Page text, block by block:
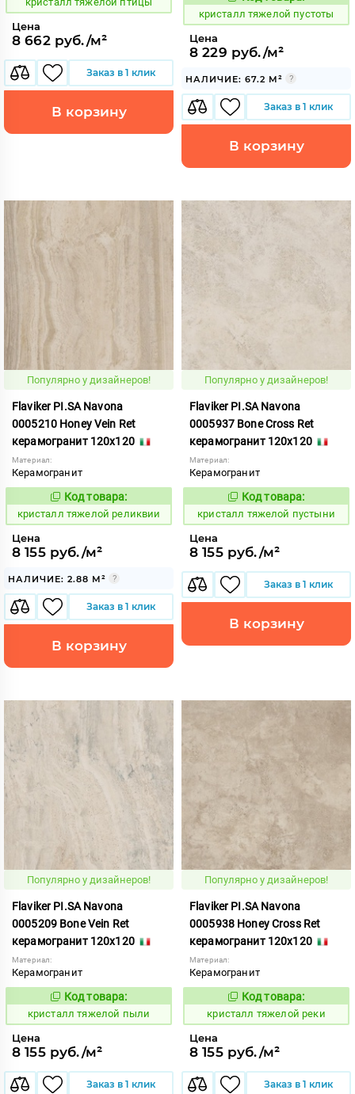
Цена
8 662 руб./м²
Заказ в 1 клик
В корзину
кристалл тяжелой пустоты
Цена
8 229 руб./м²
НАЛИЧИЕ: 67.2 М²
Заказ в 1 клик
В корзину
Популярно у дизайнеров!
Flaviker PI.SA Navona
0005210 Honey Vein Ret
керамогранит 120x120
Материал:
Керамогранит
825955
Код товара:
кристалл тяжелой реликвии
Цена
8 155 руб./м²
НАЛИЧИЕ: 2.88 М²
Заказ в 1 клик
В корзину
Популярно у дизайнеров!
Flaviker PI.SA Navona
0005937 Bone Cross Ret
керамогранит 120x120
Материал:
Керамогранит
825950
Код товара:
кристалл тяжелой пустыни
Цена
8 155 руб./м²
Заказ в 1 клик
В корзину
Популярно у дизайнеров!
Flaviker PI.SA Navona
0005209 Bone Vein Ret
керамогранит 120x120
Материал:
Керамогранит
825951
Код товара:
кристалл тяжелой пыли
Цена
8 155 руб./м²
Заказ в 1 клик
Популярно у дизайнеров!
Flaviker PI.SA Navona
0005938 Honey Cross Ret
керамогранит 120x120
Материал:
Керамогранит
825954
Код товара:
кристалл тяжелой реки
Цена
8 155 руб./м²
Заказ в 1 клик